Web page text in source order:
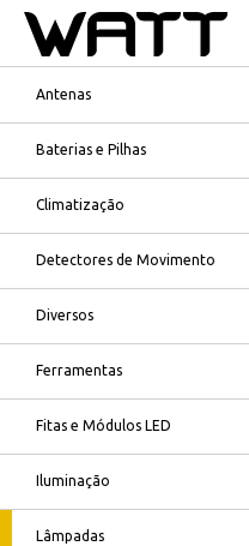
Antenas
Baterias e Pilhas
Climatização
Detectores de Movimento
Diversos
Ferramentas
Fitas e Módulos LED
Iluminação
Lâmpadas